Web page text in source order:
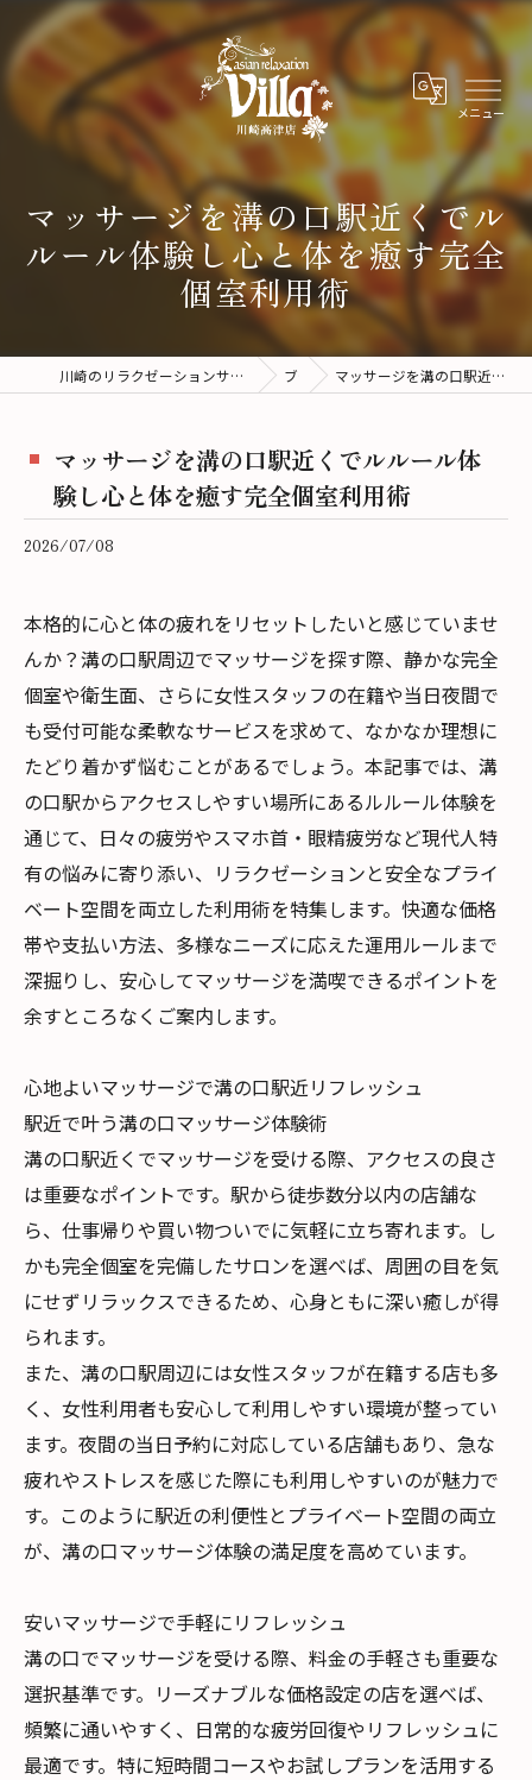
マッサージを溝の口駅近くでル
ルール体験し心と体を癒す完全
個室利用術
川崎のリラクゼーションサロンならアジアンリラクゼーションヴィラ川崎高津店 ブログ マッサージを溝の口駅近くでルルール体験し心と体を癒す完全個室利用術
マッサージを溝の口駅近くでルルール体
験し心と体を癒す完全個室利用術
2026/07/08
本格的に心と体の疲れをリセットしたいと感じていませ
んか？溝の口駅周辺でマッサージを探す際、静かな完全
個室や衛生面、さらに女性スタッフの在籍や当日夜間で
も受付可能な柔軟なサービスを求めて、なかなか理想に
たどり着かず悩むことがあるでしょう。本記事では、溝
の口駅からアクセスしやすい場所にあるルルール体験を
通じて、日々の疲労やスマホ首・眼精疲労など現代人特
有の悩みに寄り添い、リラクゼーションと安全なプライ
ベート空間を両立した利用術を特集します。快適な価格
帯や支払い方法、多様なニーズに応えた運用ルールまで
深掘りし、安心してマッサージを満喫できるポイントを
余すところなくご案内します。
心地よいマッサージで溝の口駅近リフレッシュ
駅近で叶う溝の口マッサージ体験術
溝の口駅近くでマッサージを受ける際、アクセスの良さ
は重要なポイントです。駅から徒歩数分以内の店舗な
ら、仕事帰りや買い物ついでに気軽に立ち寄れます。し
かも完全個室を完備したサロンを選べば、周囲の目を気
にせずリラックスできるため、心身ともに深い癒しが得
られます。
また、溝の口駅周辺には女性スタッフが在籍する店も多
く、女性利用者も安心して利用しやすい環境が整ってい
ます。夜間の当日予約に対応している店舗もあり、急な
疲れやストレスを感じた際にも利用しやすいのが魅力で
す。このように駅近の利便性とプライベート空間の両立
が、溝の口マッサージ体験の満足度を高めています。
安いマッサージで手軽にリフレッシュ
溝の口でマッサージを受ける際、料金の手軽さも重要な
選択基準です。リーズナブルな価格設定の店を選べば、
頻繁に通いやすく、日常的な疲労回復やリフレッシュに
最適です。特に短時間コースやお試しプランを活用する